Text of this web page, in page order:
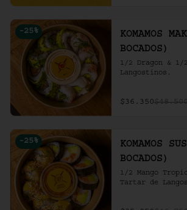
-25 %
KOMAMOS
BOCADOS)
1/2 Dragon & 1/
Langostinos.
$36.350$48.500
-25 %
KOMAMOS
BOCADOS)
1/2 Mango
Tartar de